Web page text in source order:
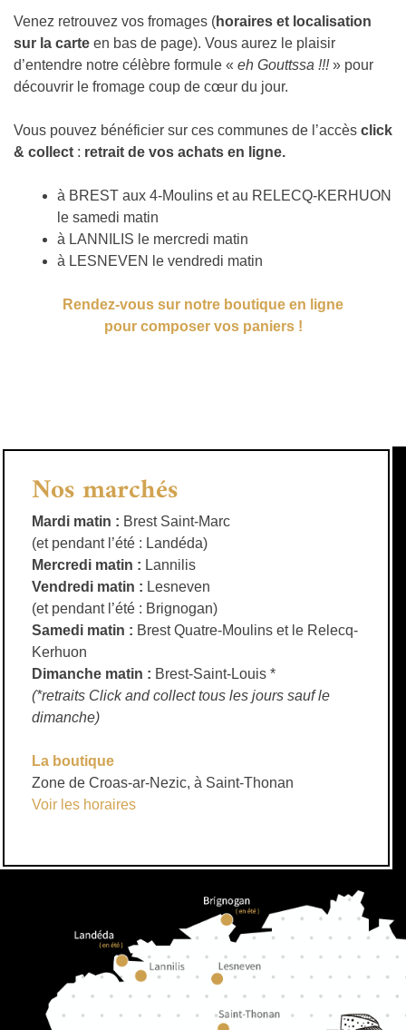
Venez retrouvez vos fromages (horaires et localisation
sur la carte en bas de page). Vous aurez le plaisir
d’entendre notre célèbre formule « eh Gouttssa !!!» pour
découvrir le fromage coup de cœur du jour.
Vous pouvez bénéficier sur ces communes de l’accès click
& collect : retrait de vos achats en ligne.
à BREST aux 4-Moulins et au RELECQ-KERHUON
le samedi matin
à LANNILIS le mercredi matin
à LESNEVEN le vendredi matin
Rendez-vous sur notre boutique en ligne
pour composer vos paniers !
Nos marchés
Mardi matin : Brest Saint-Marc
(et pendant l’été : Landéda)
Mercredi matin : Lannilis
Vendredi matin : Lesneven
(et pendant l’été : Brignogan)
Samedi matin : Brest Quatre-Moulins et le Relecq-
Kerhuon
Dimanche matin : Brest-Saint-Louis *
(*retraits Click and collect tous les jours sauf le
dimanche)
La boutique
Zone de Croas-ar-Nezic, à Saint-Thonan
Voir les horaires